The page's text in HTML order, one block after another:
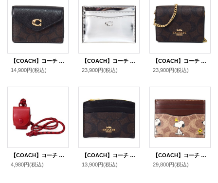
【COACH】コーチ コーティングキャンバス ぺブルレザー シグネチャー タミー カードケース カードポーチ 定期入れ 名刺入れ コインケース ブラウン×ブラック（日本未発売）
14,900円(税込)
【COACH】コーチ カードケース レザー メタリック C ロゴ カードケース スリム パスケース 定期入れ 名刺入れ シルバー（日本未発売）
23,900円(税込)
【COACH】コーチ シグネチャー 型押し チェーン ミニ ウォレット カードケース カードポーチ 定期入れ 名刺入れ ポーチ コインケース 財布 ブラウン〔日本未発売〕
23,900円(税込)
【COACH】コーチ カーフレザー イヤホン airpods エアーポッズ ケース 首かけ ランヤード クリムゾン（日本未発売）
4,980円(税込)
【COACH】コーチ コーティングキャンバス レザー シグネチャー シェイプド カードケース ロゴ 名刺入れ 定期入れ パスケース コインケース ブラウン×ブラック（日本未発売）
13,900円(税込)
【COACH】コーチ スヌーピー カードケース ピーナッツ コラボ コーティングキャンバス レザー シグネチャー プリント スリム ID パスケース 定期入れ 名刺入れ タンマルチ（日本未発売）
29,800円(税込)